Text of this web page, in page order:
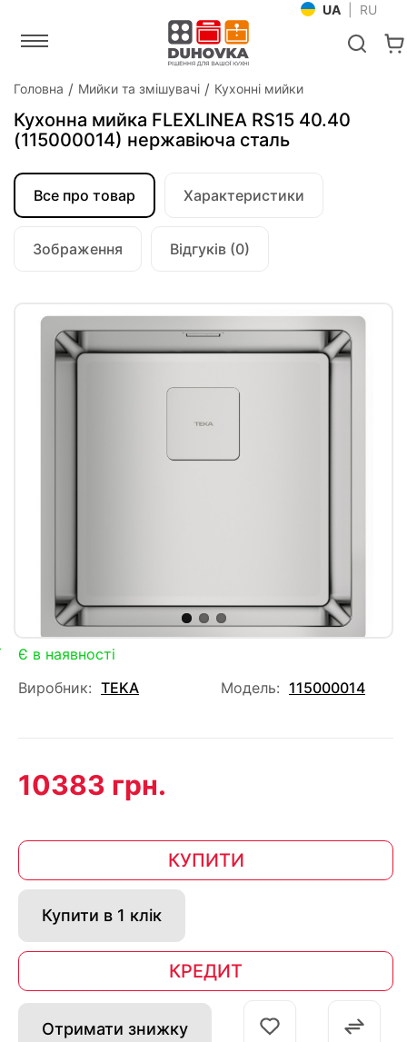
UA RU
Головна Мийки та змішувачі Кухонні мийки
Кухонна мийка FLEXLINEA RS15 40.40
(115000014) нержавіюча сталь
Все про товар Характеристики
Зображення Відгуків (0)
Є в наявності
Виробник: TEKA Модель: 115000014
10383 грн.
КУПИТИ
Купити в 1 клік
КРЕДИТ
Отримати знижку